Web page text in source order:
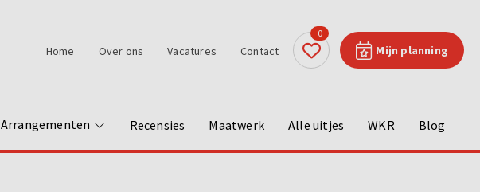
Mijn planning
0
Home Over ons Vacatures Contact
Arrangementen Recensies Maatwerk Alle uitjes WKR Blog